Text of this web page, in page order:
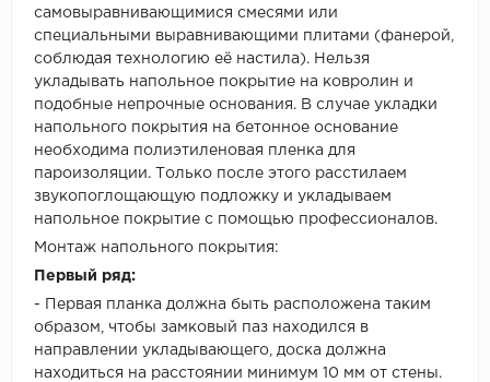
самовыравнивающимися смесями или
специальными выравнивающими плитами (фанерой,
соблюдая технологию её настила). Нельзя
укладывать напольное покрытие на ковролин и
подобные непрочные основания. В случае укладки
напольного покрытия на бетонное основание
необходима полиэтиленовая пленка для
пароизоляции. Только после этого расстилаем
звукопоглощающую подложку и укладываем
напольное покрытие с помощью профессионалов.
Монтаж напольного покрытия:
Первый ряд:
- Первая планка должна быть расположена таким
образом, чтобы замковый паз находился в
направлении укладывающего, доска должна
находиться на расстоянии минимум 10 мм от стены.